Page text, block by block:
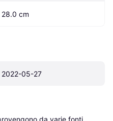
28.0 cm
2022-05-27
da varie fonti